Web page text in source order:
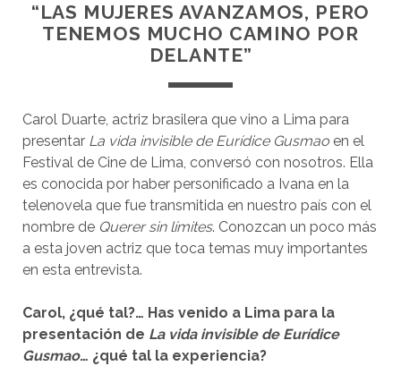
“LAS MUJERES AVANZAMOS, PERO
TENEMOS MUCHO CAMINO POR
DELANTE”
Carol Duarte, actriz brasilera que vino a Lima para
presentarLa vida invisible de Eurídice Gusmaoen el
Festival de Cine de Lima, conversó con nosotros. Ella
es conocida por haber personificado a Ivana en la
telenovela que fue transmitida en nuestro país con el
nombre de Querer sin límites. Conozcan un poco más
a esta joven actriz que toca temas muy importantes
en esta entrevista.
Carol, ¿qué tal?… Has venido a Lima para la
presentación de La vida invisible de Eurídice
Gusmao… ¿qué tal la experiencia?